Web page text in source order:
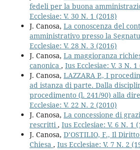
fedeli per la buona
Ecclesiae: V. 30 N. 1 (2018)
J. Canosa, La conoscenza del
amministrativo presso la
Ecclesiae: V. 28 N. 3 (2016)
J. Canosa, La maggioranza
canonica , Ius Ecclesiae: V. 3 N. 1
J. Canosa, LAZZARA P., I
ad istanza di parte. Dalla
procedimento (l. 241/90) alla
Ecclesiae: V. 22 N. 2 (2010)
J. Canosa, La concessione di
rescritti, Ius Ecclesiae: V. 6 N. 1
J. Canosa, D’OSTILIO, F., Il
Chiesa , Ius Ecclesiae: V. 7 N. 2